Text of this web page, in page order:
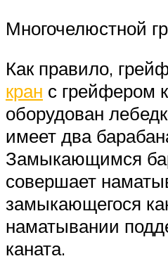
Многочелюстной
Как правило,
кран с грейфером
оборудован
имеет два
Замыкающимся
совершает
замыкающегося
наматывании
каната.